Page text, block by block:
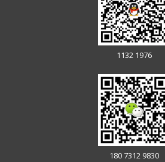
1132 1976
180 7312 9830